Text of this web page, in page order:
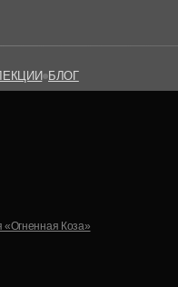
БЛОГ
БЛОГ
«Огненная Коза»